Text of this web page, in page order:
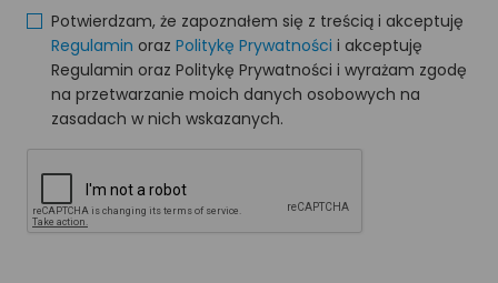
Potwierdzam, że zapoznałem się z treścią i akceptuję
Regulamin oraz Politykę Prywatności i akceptuję
Regulamin oraz Politykę Prywatności i wyrażam zgodę
na przetwarzanie moich danych osobowych na
zasadach w nich wskazanych.